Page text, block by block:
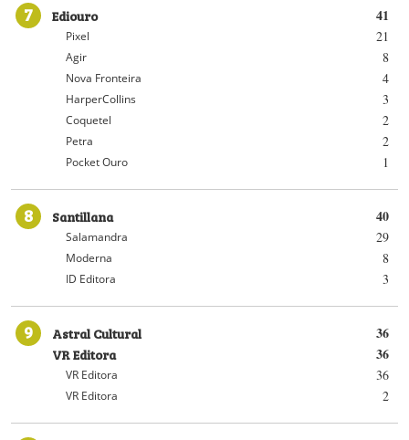
7 41
Ediouro
21
Pixel
8
Agir
4
Nova Fronteira
3
HarperCollins
2
Coquetel
2
Petra
1
Pocket Ouro
8 40
Santillana
29
Salamandra
8
Moderna
3
ID Editora
9 36
Astral Cultural
36
VR Editora
36
VR Editora
2
VR Editora